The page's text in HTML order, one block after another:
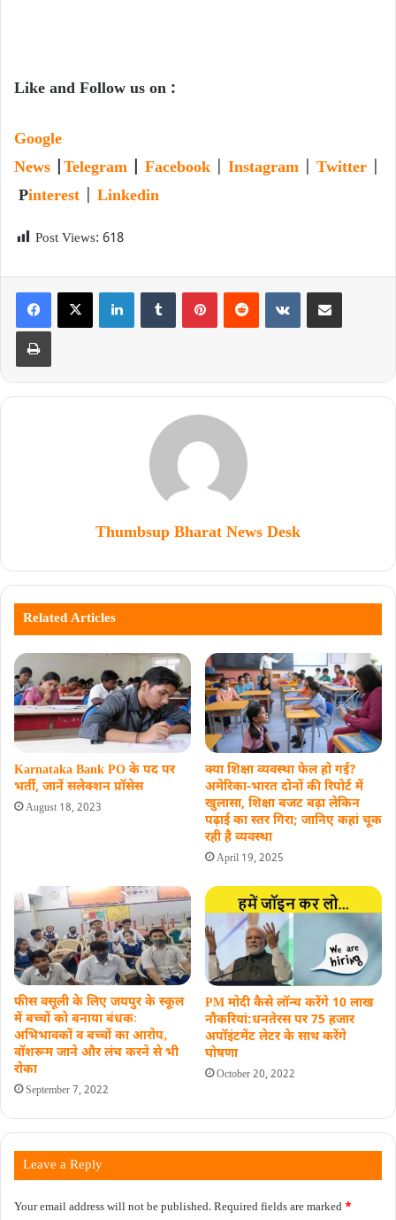
Like and Follow us on :
Google
News
Telegram Facebook Instagram Twitter
Pinterest Linkedin
Post Views: 618
Thumbsup Bharat News Desk
Related Articles
Karnataka Bank PO के पद पर
भर्ती, जानें सलेक्‍शन प्राॅसेस
August 18, 2023
क्या शिक्षा व्यवस्था फेल हो गई?
अमेरिका-भारत दोनों की रिपोर्ट में
खुलासा, शिक्षा बजट बढ़ा लेकिन
पढ़ाई का स्तर गिरा; जानिए कहां चूक
रही है व्यवस्था
April 19, 2025
फीस वसूली के लिए जयपुर के स्कूल
में बच्चों को बनाया बंधकः
अभिभावकों व बच्चों का आरोप‚
वॉशरूम जाने और लंच करने से भी
रोका
September 7, 2022
PM मोदी कैसे लॉन्च करेंगे 10 लाख
नौकरियां:धनतेरस पर 75 हजार
अपॉइंटमेंट लेटर के साथ करेंगे
घोषणा
October 20, 2022
Leave a Reply
Your email address will not be published.Required fields are marked *